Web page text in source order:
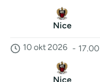
Nice
10 okt 2026 - 17.00
Nice